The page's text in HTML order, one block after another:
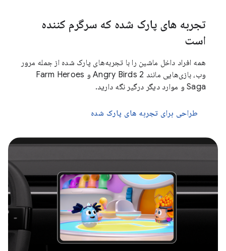
تجربه های پارک شده که سرگرم کننده
است
همه افراد داخل ماشین را با تجربه‌های پارک شده از جمله مرور
وب، بازی‌هایی مانند Angry Birds 2 و Farm Heroes
Saga و موارد دیگر درگیر نگه دارید.
طراحی برای تجربه های پارک شده